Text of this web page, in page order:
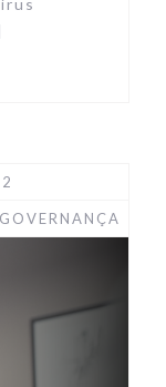
GOVERNANÇA